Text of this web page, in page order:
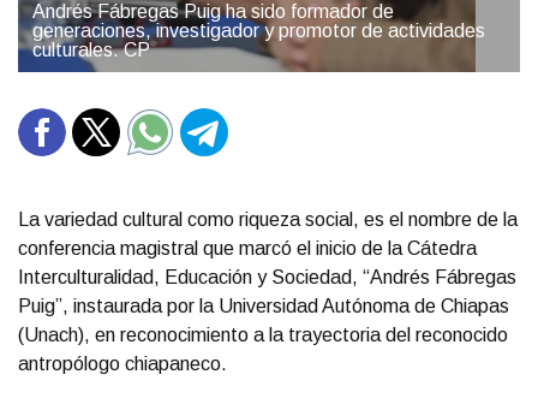
Andrés Fábregas Puig ha sido formador de
generaciones, investigador y promotor de actividades
culturales. CP
La variedad cultural como riqueza social, es el nombre de la
conferencia magistral que marcó el inicio de la Cátedra
Interculturalidad, Educación y Sociedad, “Andrés Fábregas
Puig”, instaurada por la Universidad Autónoma de Chiapas
(Unach), en reconocimiento a la trayectoria del reconocido
antropólogo chiapaneco.